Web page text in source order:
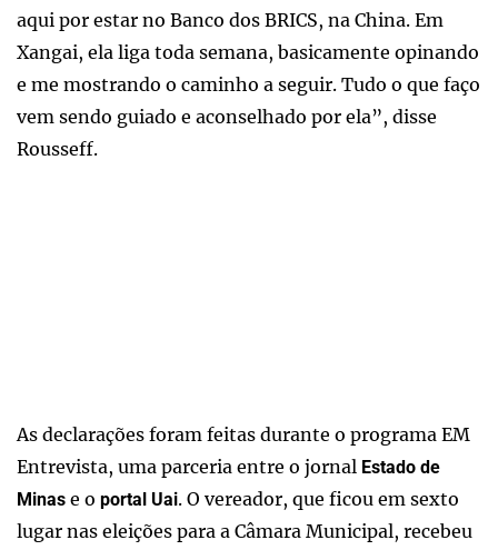
aqui por estar no Banco dos BRICS, na China. Em
Xangai, ela liga toda semana, basicamente opinando
e me mostrando o caminho a seguir. Tudo o que faço
vem sendo guiado e aconselhado por ela”, disse
Rousseff.
As declarações foram feitas durante o programa EM
Entrevista, uma parceria entre o jornal Estado de
Minas e o portal Uai. O vereador, que ficou em sexto
lugar nas eleições para a Câmara Municipal, recebeu